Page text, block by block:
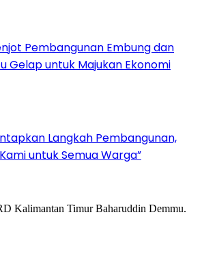
Pembangunan Embung dan
Gelap untuk Majukan Ekonomi
Langkah Pembangunan,
untuk Semua Warga”